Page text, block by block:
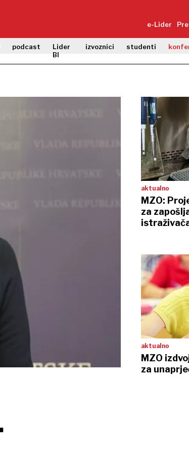
e-Lider
podcast
Lider
BI
izvoznici studenti
aktualno
MZO:
za
aktualno
MZO
za